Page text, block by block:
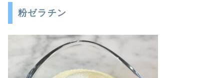
粉ゼラチン